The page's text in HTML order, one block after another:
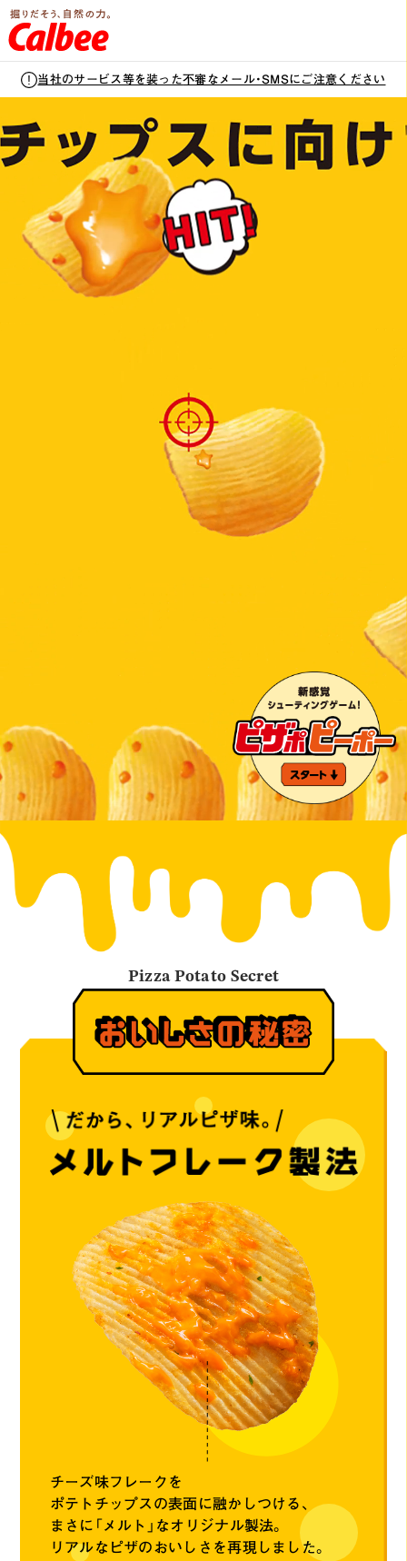
ピ
ザ
テ
閉
す
当社のサービス等を装った不審なメール・SMSにご注意ください
Pizza Potato Secret
チーズ味フレークを
ポテトチップスの表面に融かしつける、
まさに「メルト」なオリジナル製法。
リアルなピザのおいしさを再現しました。